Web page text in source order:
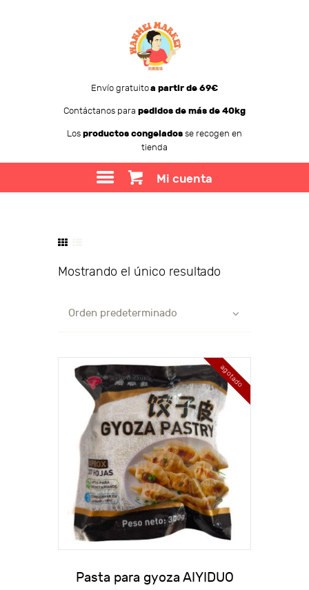
Envío gratuitoa partir de 69€
Contáctanos parapedidos de más de 40kg
Losproductos congeladosse recogen en
tienda
Mi cuenta
WANMEI MARKET
SOBRE WANMEI
Mostrando el único resultado
agotado
Pasta para gyoza AIYIDUO